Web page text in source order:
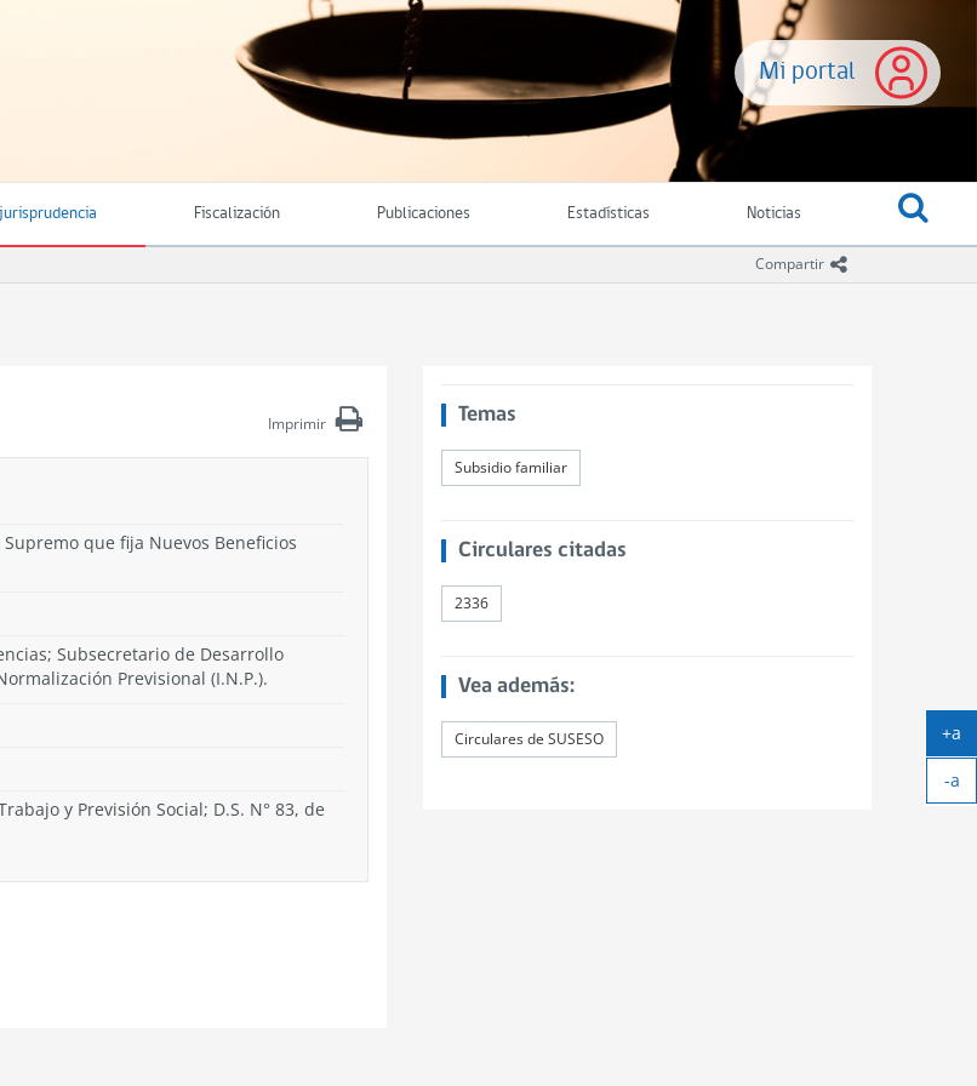
Mi portal
Fiscalización Publicaciones Estadísticas Noticias
Compartir icono compartir
Imprimir
que fija Nuevos Beneficios
Subsecretario de Desarrollo
Previsional (I.N.P.).
y Previsión Social; D.S. N° 83, de
Temas
Subsidio familiar
Circulares citadas
2336
Vea además:
Circulares de SUSESO
+a
-a